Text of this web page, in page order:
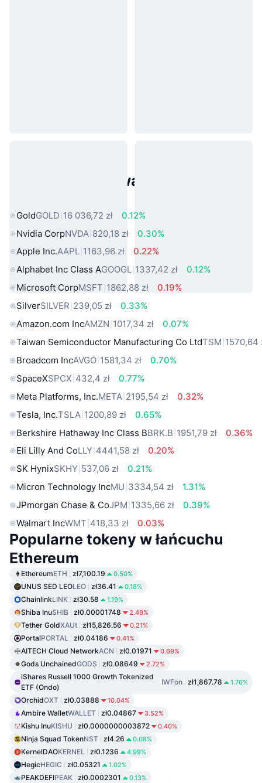
Popularne aktywa ze świata
GoldGOLD 16 036,72 zł
0.12%
Nvidia CorpNVDA 820,18 zł
0.30%
Apple Inc.AAPL 1163,96 zł
0.22%
Alphabet Inc Class AGOOGL 1337,42 zł
0.12%
Microsoft CorpMSFT 1862,88 zł
0.19%
SilverSILVER 239,05 zł
0.33%
Amazon.com IncAMZN 1017,34 zł
0.07%
Taiwan Semiconductor Manufacturing Co LtdTSM 1570,64
Broadcom IncAVGO 1581,34 zł
0.70%
SpaceXSPCX 432,4 zł
0.77%
Meta Platforms, Inc.META 2195,54 zł
0.32%
Tesla, Inc.TSLA 1200,89 zł
0.65%
Berkshire Hathaway Inc Class BBRK.B 1951,79 zł
0.36%
Eli Lilly And CoLLY 4441,58 zł
0.20%
SK HynixSKHY 537,06 zł
0.21%
Micron Technology IncMU 3334,54 zł
1.31%
JPmorgan Chase & CoJPM 1335,66 zł
0.39%
Walmart IncWMT 418,33 zł 0.03%
Popularne tokeny w łańcuchu
Ethereum
EthereumETH zł7,100.19 0.50%
UNUS SED LEOLEO zł36.41 0.18%
ChainlinkLINK zł30.58 1.19%
Shiba InuSHIB zł0.00001748 2.49%
Tether GoldXAUt zł15,826.56 0.21%
PortalPORTAL zł0.04186 0.41%
AITECH Cloud NetworkACN zł0.01971 0.69%
Gods UnchainedGODS zł0.08649 2.72%
iShares Russell 1000 Growth Tokenized
ETF (Ondo)
IWFon zł1,867.78 1.76%
OrchidOXT zł0.03888 10.04%
Ambire WalletWALLET zł0.04867 3.52%
Kishu InuKISHU zł0.0000000003872 0.40%
Ninja Squad TokenNST zł4.26 0.08%
KernelDAOKERNEL zł0.1236 4.99%
HegicHEGIC zł0.05321 1.02%
PEAKDEFIPEAK zł0.0002301 0.13%